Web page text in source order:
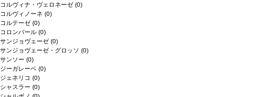
コルヴィナ・ヴェロネーゼ (0)
コルヴィノーネ (0)
コルテーゼ (0)
コロンバール (0)
サンジョヴェーゼ (0)
サンジョヴェーゼ・グロッソ (0)
サンソー (0)
ジーガレーベ (0)
ジェネリコ (0)
シャスラー (0)